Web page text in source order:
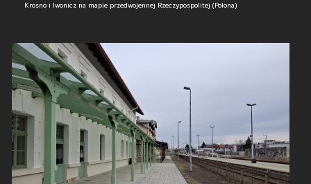
Krosno i Iwonicz na mapie przedwojennej Rzeczypospolitej (Polona)